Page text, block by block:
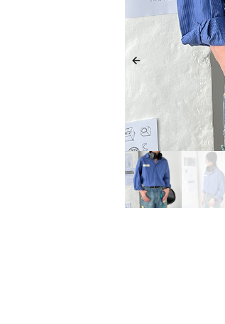
Previous slide